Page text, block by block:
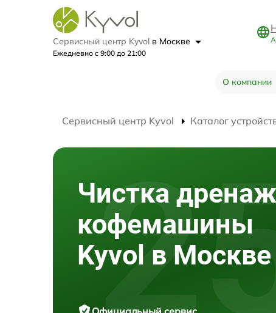
Сервисный центр Kyvol в Москве
Ежедневно с 9:00 до 21:00
О компании
Сервисный центр Kyvol Каталог
Чистка
кофемашины
Kyvol в Москве